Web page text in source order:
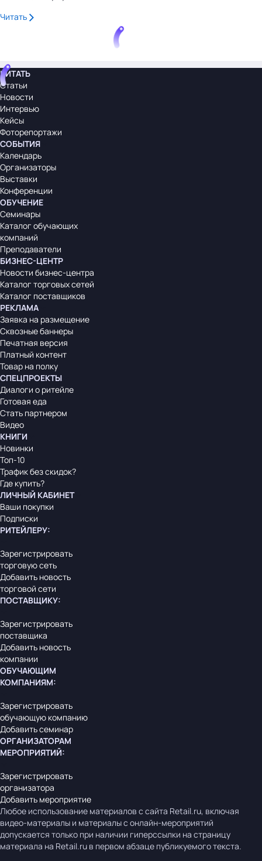
Читать
ЧИТАТЬ
Статьи
Новости
Интервью
Кейсы
Фоторепортажи
СОБЫТИЯ
Календарь
Организаторы
Выставки
Конференции
ОБУЧЕНИЕ
Семинары
Каталог обучающих
компаний
Преподаватели
БИЗНЕС-ЦЕНТР
Новости бизнес-центра
Каталог торговых сетей
Каталог поставщиков
РЕКЛАМА
Заявка на размещение
Сквозные баннеры
Печатная версия
Платный контент
Товар на полку
СПЕЦПРОЕКТЫ
Диалоги о ритейле
Готовая еда
Стать партнером
Видео
КНИГИ
Новинки
Топ-10
Трафик без скидок?
Где купить?
ЛИЧНЫЙ КАБИНЕТ
Ваши покупки
Подписки
РИТЕЙЛЕРУ:
Зарегистрировать
торговую сеть
Добавить новость
торговой сети
ПОСТАВЩИКУ:
Зарегистрировать
поставщика
Добавить новость
компании
ОБУЧАЮЩИМ
КОМПАНИЯМ:
Зарегистрировать
обучающую компанию
Добавить семинар
ОРГАНИЗАТОРАМ
МЕРОПРИЯТИЙ:
Зарегистрировать
организатора
Добавить мероприятие
Любое использование материалов с сайта Retail.ru, включая
видео-материалы и материалы с онлайн-мероприятий
допускается только при наличии гиперссылки на страницу
материала на Retail.ru в первом абзаце публикуемого текста.